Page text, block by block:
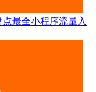
最全小程序流量入